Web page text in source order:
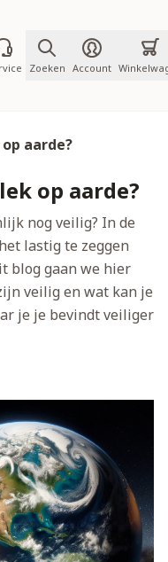
Zoeken Account
aarde?
op aarde?
nog veilig? In de
lastig te zeggen
blog gaan we hier
veilig en wat kan je
je je bevindt veiliger